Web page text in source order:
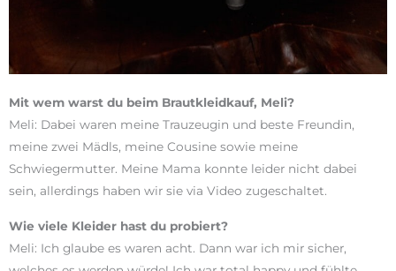
Mit wem warst du beim Brautkleidkauf, Meli?
Meli: Dabei waren meine Trauzeugin und beste Freundin,
meine zwei Mädls, meine Cousine sowie meine
Schwiegermutter. Meine Mama konnte leider nicht dabei
sein, allerdings haben wir sie via Video zugeschaltet.
Wie viele Kleider hast du probiert?
Meli: Ich glaube es waren acht. Dann war ich mir sicher,